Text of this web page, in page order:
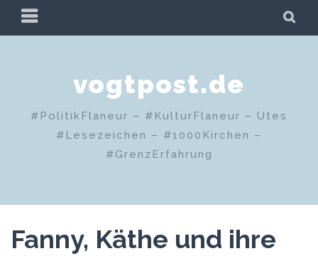
Zum
PRIMÄRES
MENÜ
vogtpost.de
#PolitikFlaneur – #KulturFlaneur – Utes
#Lesezeichen – #1000Kirchen –
#GrenzErfahrung
Fanny, Käthe und ihre